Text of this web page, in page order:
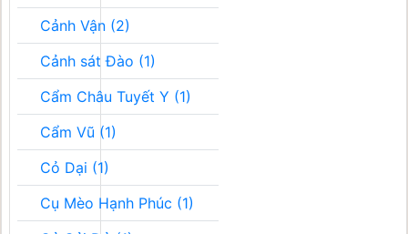
Cảnh Vận (2)
Cảnh sát Đào (1)
Cẩm Châu Tuyết Y (1)
Cẩm Vũ (1)
Cỏ Dại (1)
Cụ Mèo Hạnh Phúc (1)